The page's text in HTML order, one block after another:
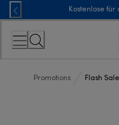
Skip
to
Content
Kostenlose
Promotions Flash